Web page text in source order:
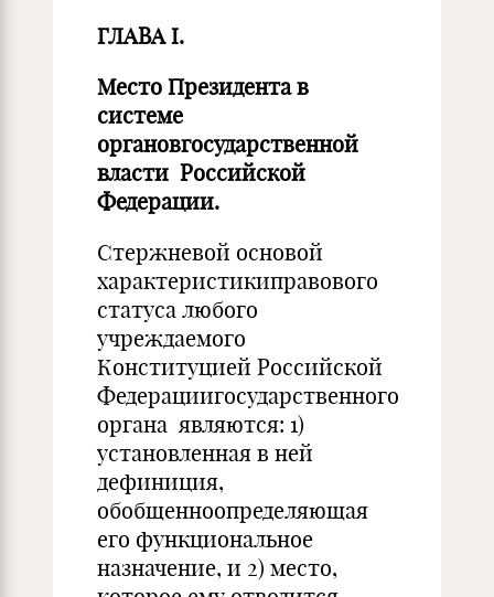
ГЛАВА I.
Место Президента в
системе
органовгосударственной
власти Российской
Федерации.
Стержневой основой
характеристикиправового
статуса любого
учреждаемого
Конституцией Российской
Федерациигосударственного
органа являются: 1)
установленная в ней
дефиниция,
обобщенноопределяющая
его функциональное
назначение, и 2) место,